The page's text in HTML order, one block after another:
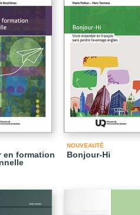
en formation
NOUVEAUTÉ
Bonjour-Hi